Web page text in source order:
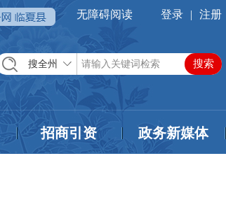
无障碍阅读 登录 | 注册
搜全州
招商引资 政务新媒体